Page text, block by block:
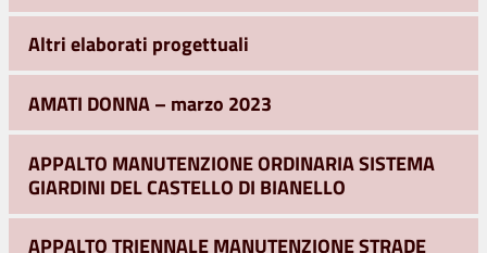
Altri elaborati progettuali
AMATI DONNA – marzo 2023
APPALTO MANUTENZIONE ORDINARIA SISTEMA
GIARDINI DEL CASTELLO DI BIANELLO
APPALTO TRIENNALE MANUTENZIONE STRADE